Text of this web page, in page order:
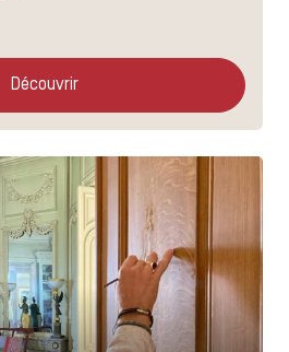
Découvrir